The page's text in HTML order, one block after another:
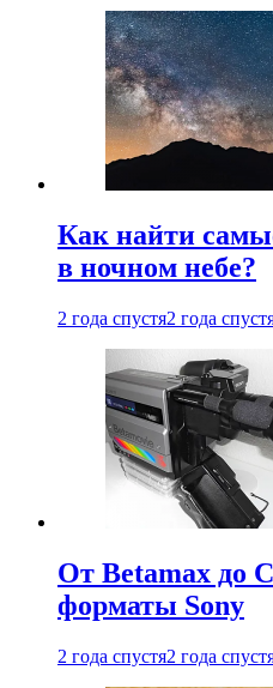
Как найти
в ночном небе?
2 года спустя2 года
От Betamax до
форматы Sony
2 года спустя2 года